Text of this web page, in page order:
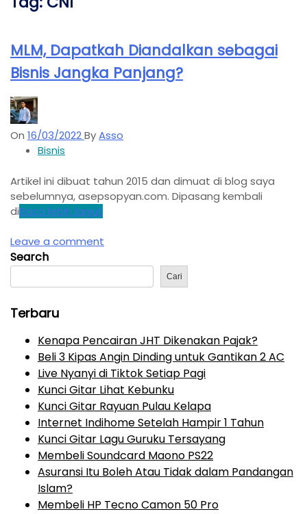
MLM, Dapatkah Diandalkan sebagai
Bisnis Jangka Panjang?
On 16/03/2022ByAsso
Bisnis
Artikel ini dibuat tahun 2015 dan dimuat di blog saya
sebelumnya, asepsopyan.com. Dipasang kembali
diBaca lebih lanjut
Leave a comment
Search
Cari
Terbaru
Kenapa Pencairan JHT Dikenakan Pajak?
Beli 3 Kipas Angin Dinding untuk Gantikan 2 AC
Live Nyanyi di Tiktok Setiap Pagi
Kunci Gitar Lihat Kebunku
Kunci Gitar Rayuan Pulau Kelapa
Internet Indihome Setelah Hampir 1 Tahun
Kunci Gitar Lagu Guruku Tersayang
Membeli Soundcard Maono PS22
Asuransi Itu Boleh Atau Tidak dalam Pandangan
Islam?
Membeli HP Tecno Camon 50 Pro